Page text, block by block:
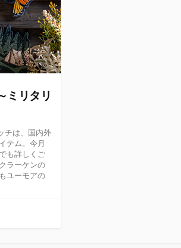
ミリタリ
チは、国内外
テム。今月
も詳しくご
ラーケンの
ユーモアの